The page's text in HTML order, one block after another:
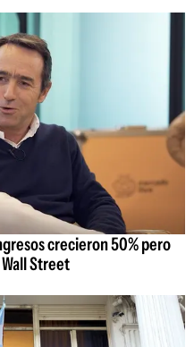
crecieron 50% pero
Street